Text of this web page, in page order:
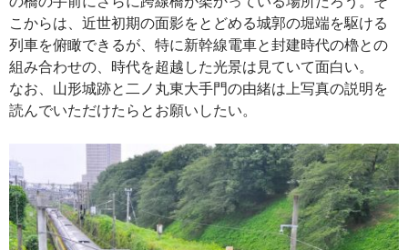
こからは、近世初期の面影をとどめる城郭の堀端を駆ける
列車を俯瞰できるが、特に新幹線電車と封建時代の櫓との
組み合わせの、時代を超越した光景は見ていて面白い。
なお、山形城跡と二ノ丸東大手門の由緒は上写真の説明を
読んでいただけたらとお願いしたい。